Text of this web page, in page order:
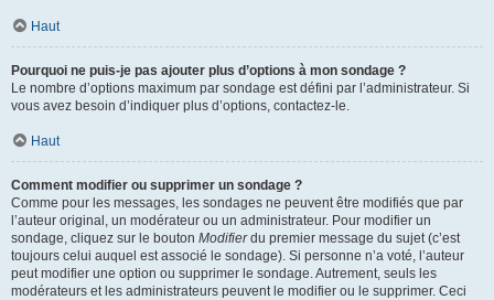
Haut
Pourquoi ne puis-je pas ajouter plus d’options à mon sondage ?
Le nombre d’options maximum par sondage est défini par l’administrateur. Si
vous avez besoin d’indiquer plus d’options, contactez-le.
Haut
Comment modifier ou supprimer un sondage ?
Comme pour les messages, les sondages ne peuvent être modifiés que par
l’auteur original, un modérateur ou un administrateur. Pour modifier un
sondage, cliquez sur le bouton Modifierdu premier message du sujet (c’est
toujours celui auquel est associé le sondage). Si personne n’a voté, l’auteur
peut modifier une option ou supprimer le sondage. Autrement, seuls les
modérateurs et les administrateurs peuvent le modifier ou le supprimer. Ceci